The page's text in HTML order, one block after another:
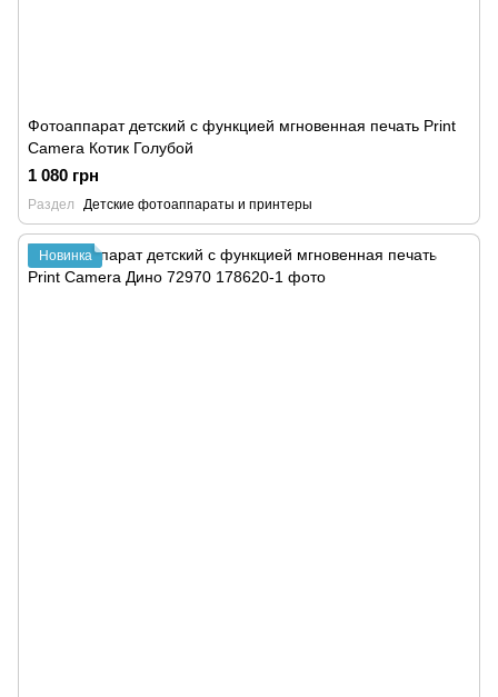
Фотоаппарат детский с функцией мгновенная печать Print
Camera Котик Голубой
1 080 грн
Раздел Детские фотоаппараты и принтеры
Новинка